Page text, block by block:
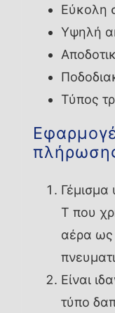
Εύκολη
Υψηλή
Τύπος
Γέμισμα
T που
αέρα ως
Είναι
τύπο